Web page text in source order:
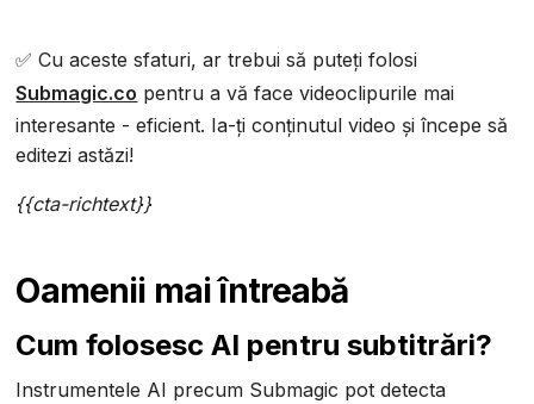
✅ Cu aceste sfaturi, ar trebui să puteți folosi
Submagic.co pentru a vă face videoclipurile mai
interesante - eficient. Ia-ți conținutul video și începe să
editezi astăzi!
{{cta-richtext}}
Oamenii mai întreabă
Cum folosesc AI pentru subtitrări?
Instrumentele AI precum Submagic pot detecta